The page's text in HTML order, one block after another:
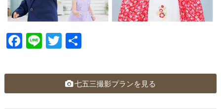
F
c
Li
e
T
tt
er七五三撮影プランを見る